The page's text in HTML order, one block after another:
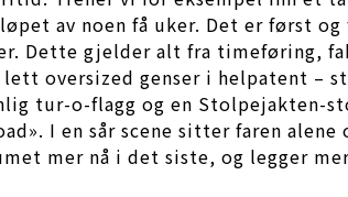
av noen få uker. Det er først
Dette gjelder alt fra timeføring,
oversized genser i helpatent –
tur-o-flagg og en
I en sår scene sitter faren
mer nå i det siste, og legger